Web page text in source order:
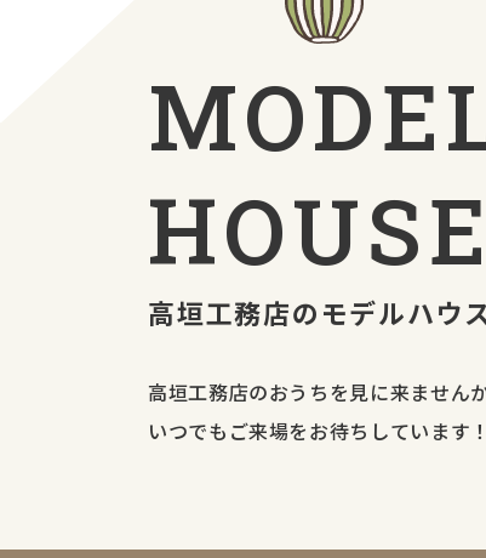
HOUSE
高垣工務店のモデルハウ
高垣工務店のおうちを見に来ません
いつでもご来場をお待ちしています！